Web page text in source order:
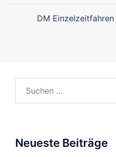
DM
Neueste Beiträge